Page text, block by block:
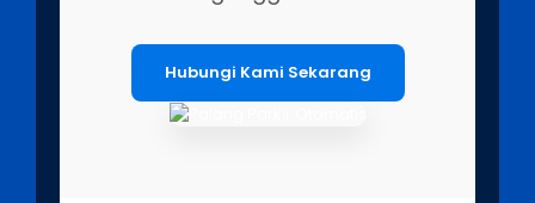
Hubungi Kami Sekarang